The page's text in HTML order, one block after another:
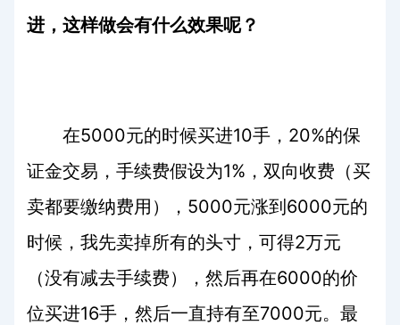
进，这样做会有什么效果呢？
在5000元的时候买进10手， 20%的保
证金交易，手续费假设为1% ，双向收费（买
卖都要缴纳费用）， 5000元涨到6000元的
时候，我先卖掉所有的头寸，可得2万元
（没有减去手续费），然后再在6000的价
位买进16手，然后一直持有至7000元。最